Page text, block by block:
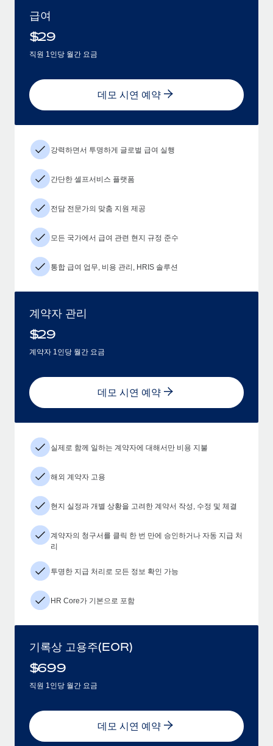
급여
$29
직원 1인당 월간 요금
데모 시연 예약
강력하면서 투명하게 글로벌 급여 실행
간단한 셀프서비스 플랫폼
전담 전문가의 맞춤 지원 제공
모든 국가에서 급여 관련 현지 규정 준수
통합 급여 업무, 비용 관리, HRIS 솔루션
계약자 관리
$29
계약자 1인당 월간 요금
데모 시연 예약
실제로 함께 일하는 계약자에 대해서만 비용 지불
해외 계약자 고용
현지 실정과 개별 상황을 고려한 계약서 작성, 수정 및 체결
계약자의 청구서를 클릭 한 번 만에 승인하거나 자동 지급 처
리
투명한 지급 처리로 모든 정보 확인 가능
HR Core가 기본으로 포함
기록상 고용주(EOR)
$699
직원 1인당 월간 요금
데모 시연 예약